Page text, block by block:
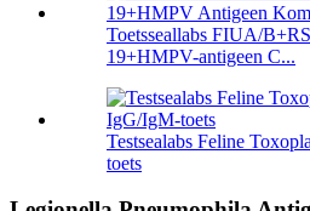
Toetsseallabs FIUA/
19+HMPV-antigeen C...
Testsealabs Feline
toets